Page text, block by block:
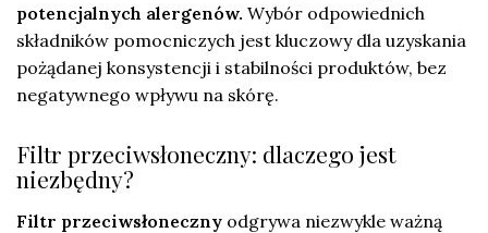
potencjalnych alergenów. Wybór odpowiednich
składników pomocniczych jest kluczowy dla uzyskania
pożądanej konsystencji i stabilności produktów, bez
negatywnego wpływu na skórę.
Filtr przeciwsłoneczny: dlaczego jest
niezbędny?
Filtr przeciwsłoneczny odgrywa niezwykle ważną